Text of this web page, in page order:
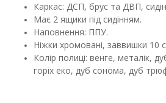
Каркас: ДСП, брус та ДВП,
Має 2 ящики під сидінням.
Наповнення: ППУ.
Ніжки хромовані, заввишки 10
Колір полиці: венге, металік,
горіх еко, дуб сонома, дуб